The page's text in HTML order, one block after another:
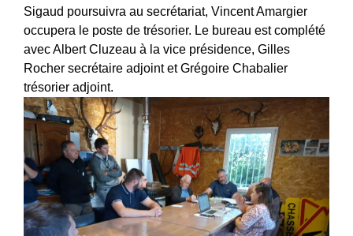
Sigaud poursuivra au secrétariat, Vincent Amargier
occupera le poste de trésorier. Le bureau est complété
avec Albert Cluzeau à la vice présidence, Gilles
Rocher secrétaire adjoint et Grégoire Chabalier
trésorier adjoint.